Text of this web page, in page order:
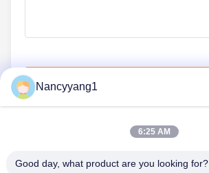
Nancyyang1
6:25 AM
Good day, what product are you looking for?